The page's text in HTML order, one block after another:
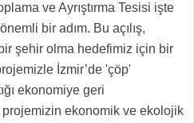
ve Ayrıştırma Tesisi işte
bir adım. Bu açılış,
şehir olma hedefimiz için bir
İzmir’de 'çöp'
ekonomiye geri
projemizin ekonomik ve ekolojik